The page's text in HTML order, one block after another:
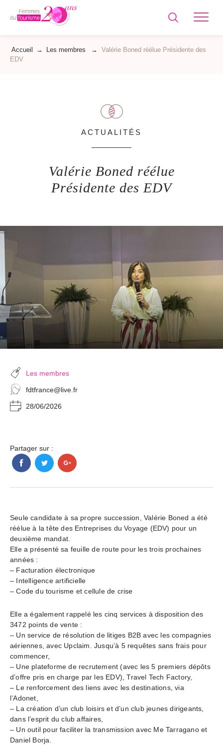
Accueil → Les membres → Valérie Boned réélue Présidente des
EDV
ACTUALITÉS
Valérie Boned réélue
Présidente des EDV
Les membres
fdtfrance@live.fr
28/06/2026
Partager sur :
Seule candidate à sa propre succession, Valérie Boned a été
réélue à la tête des Entreprises du Voyage (EDV) pour un
deuxième mandat.
Elle a présenté sa feuille de route pour les trois prochaines
années :
– Facturation électronique
– Intelligence artificielle
– Code du tourisme et cellule de crise
Elle a également rappelé les cinq services à disposition des
3472 points de vente :
– Un service de résolution de litiges B2B avec les compagnies
aériennes, avec Upclaim. Jusqu’à 5 requêtes sans frais pour
commencer,
– Une plateforme de recrutement (avec les 5 premiers dépôts
d’offre pris en charge par les EDV), Travel Tech Factory,
– Le renforcement des liens avec les destinations, via
l’Adonet,
– La création d’un club loisirs et d’un club jeunes dirigeants,
dans l’esprit du club affaires,
– Un outil pour faciliter la transmission avec Me Tarragano et
Daniel Borja.